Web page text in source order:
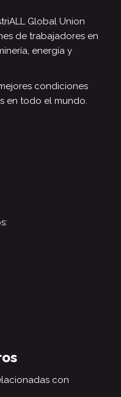
Global Union
de trabajadores en
energía y
condiciones
en todo el mundo.
con